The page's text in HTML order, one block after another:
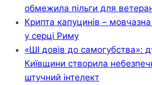
обмежила пільги для
Крипта капуцинів –
у серці Риму
«ШІ довів до самогубства»:
Київщини створила
штучний інтелект